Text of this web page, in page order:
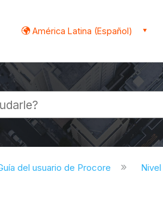
América Latina (Español)
del usuario de Procore